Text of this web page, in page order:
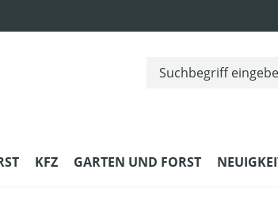
KFZ GARTEN UND FORST